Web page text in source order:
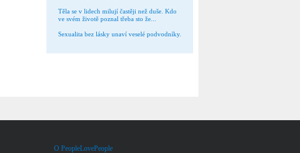
Těla se v lidech milují častěji než duše. Kdo
ve svém životě poznal třeba sto že...
Sexualita bez lásky unaví veselé podvodníky.
O PeopleLovePeople